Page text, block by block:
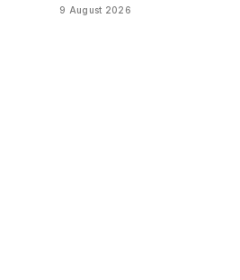
9 August 2026